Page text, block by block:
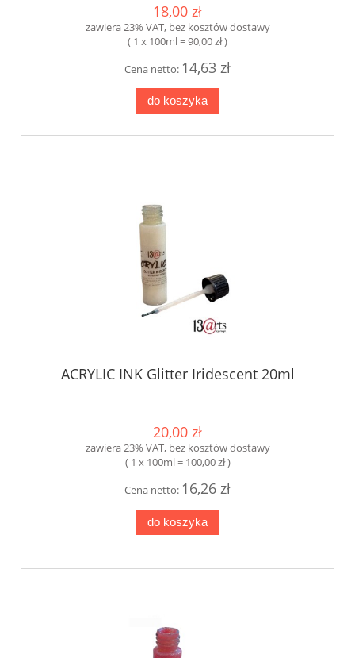
18,00 zł
zawiera 23% VAT, bez kosztów dostawy
( 1 x 100ml = 90,00 zł )
Cena netto: 14,63 zł
do koszyka
ACRYLIC INK Glitter Iridescent 20ml
20,00 zł
zawiera 23% VAT, bez kosztów dostawy
( 1 x 100ml = 100,00 zł )
Cena netto: 16,26 zł
do koszyka